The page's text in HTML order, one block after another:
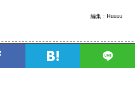
編集： Huuuu